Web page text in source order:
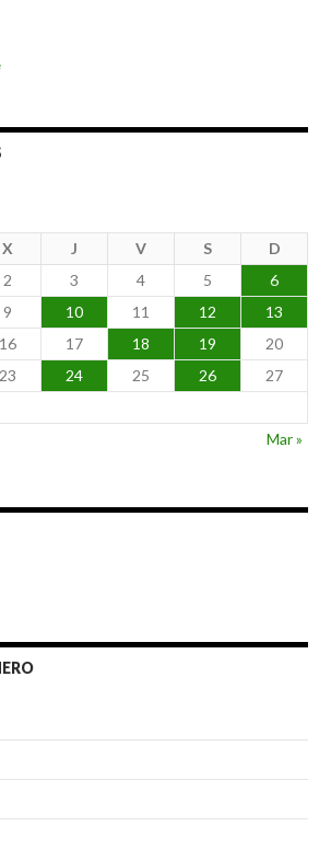
X J V S
D
2 3 4 5
6
9 10 11 12
13
16 17 18 19
20
23 24 25 26
27
Mar »